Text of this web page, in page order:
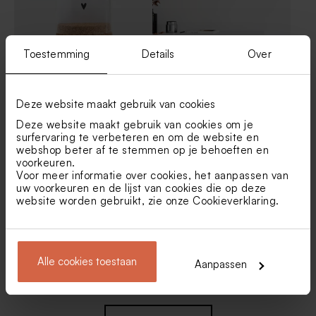
Toestemming Details Over
Deze website maakt gebruik van cookies
Deze website maakt gebruik van cookies om je
surfervaring te verbeteren en om de website en
webshop beter af te stemmen op je behoeften en
voorkeuren.
Voor meer informatie over cookies, het aanpassen van
uw voorkeuren en de lijst van cookies die op deze
website worden gebruikt, zie onze Cookieverklaring.
Alle cookies toestaan Aanpassen
Glazen stolpje met eigen
Houten fotohouder met 10
vaasje met persoonlijke
droogbloemen en eigen tekst